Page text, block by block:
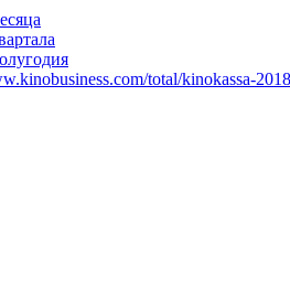
total/kinokassa-